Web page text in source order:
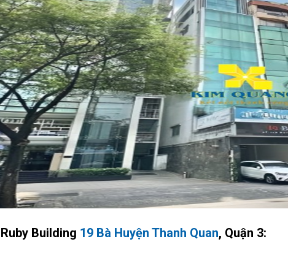
Building 19 Bà Huyện Thanh Quan, Quận 3: